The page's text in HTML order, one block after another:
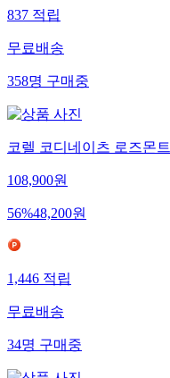
837적립
무료배송
358명구매중
코렐 코디네이츠 로즈몬
108,900원
56%48,200원
1,446적립
무료배송
34명구매중